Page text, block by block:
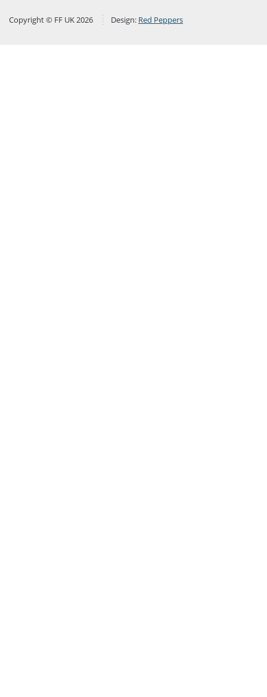
Copyright © FF UK 2026 Design: Red Peppers